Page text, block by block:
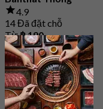
4.9
14 Đã đặt chỗ
Từ฿ 190